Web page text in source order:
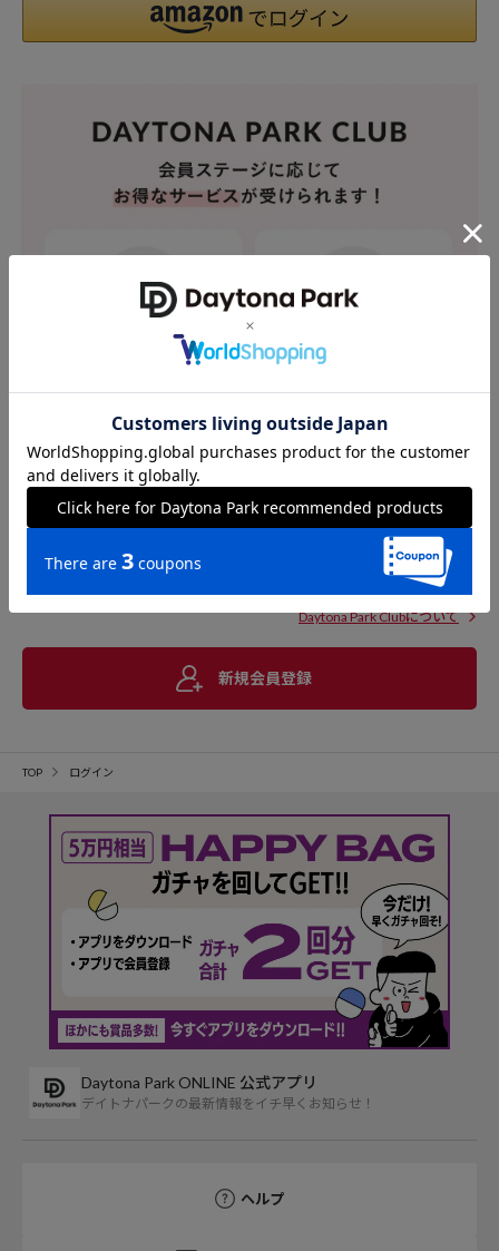
Daytona Park Clubについて
新規会員登録
TOP ログイン
Daytona Park ONLINE 公式アプリ
デイトナパークの最新情報をイチ早くお知らせ！
ヘルプ